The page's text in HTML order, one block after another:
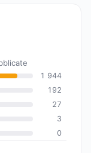
globale:
1 944
192
27
3
0